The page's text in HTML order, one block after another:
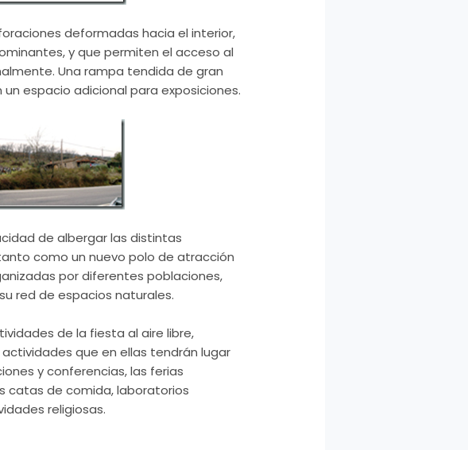
deformadas hacia el interior,
y que permiten el acceso al
Una rampa tendida de gran
espacio adicional para exposiciones.
de albergar las distintas
como un nuevo polo de atracción
por diferentes poblaciones,
red de espacios naturales.
de la fiesta al aire libre,
que en ellas tendrán lugar
y conferencias, las ferias
catas de comida, laboratorios
religiosas.